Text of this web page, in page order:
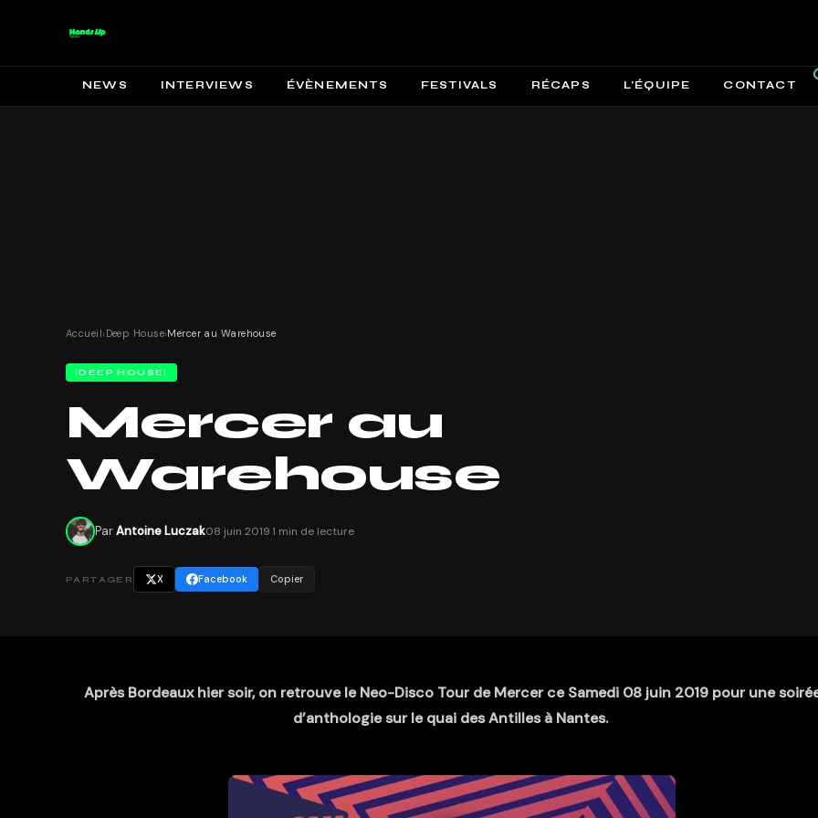
NEWS INTERVIEWS ÉVÈNEMENTS FESTIVALS RÉCAPS L’ÉQUIPE CONTACT
Accueil› Deep House›Mercer au Warehouse
DEEP HOUSE
Mercer au
Warehouse
ParAntoine Luczak08 juin 20191 min de lecture
PARTAGER X Facebook Copier
Après Bordeaux hier soir, on retrouve le Neo-Disco Tour de Mercer ce Samedi 08 juin 2019 pour une
d’anthologie sur le quai des Antilles à Nantes.